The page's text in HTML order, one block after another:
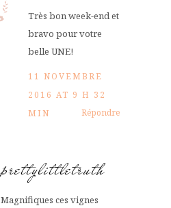
Très bon week-end et
bravo pour votre
belle UNE!
11 NOVEMBRE
2016 AT 9 H 32
MIN
Répondre
prettylittletruth
Magnifiques ces vignes